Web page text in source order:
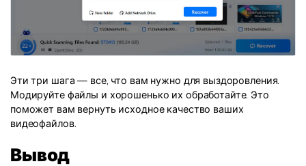
Эти три шага — все, что вам нужно для выздоровления.
Модируйте файлы и хорошенько их обработайте. Это
поможет вам вернуть исходное качество ваших
видеофайлов.
Вывод